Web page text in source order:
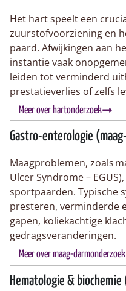
Het hart speelt een
zuurstofvoorziening en
paard. Afwijkingen aan
instantie vaak
leiden tot verminderd
prestatieverlies of zelfs
Meer over hartonderzoek
Gastro-enterologie
Maagproblemen, zoals
Ulcer Syndrome –
sportpaarden. Typische
presteren, verminderde
gapen, koliekachtige
gedragsveranderingen.
Meer over maag-darmonderzoek
Hematologie &